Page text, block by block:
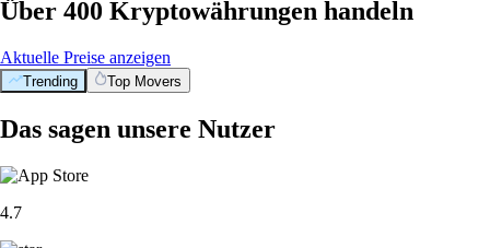
Über 400 Kryptowährungen handeln
Aktuelle Preise anzeigen
Trending Top Movers
Das sagen unsere Nutzer
4.7